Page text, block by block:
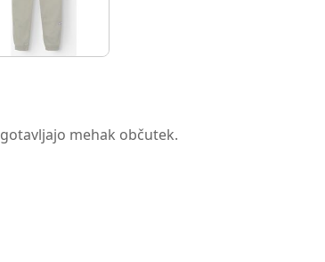
mehak občutek.